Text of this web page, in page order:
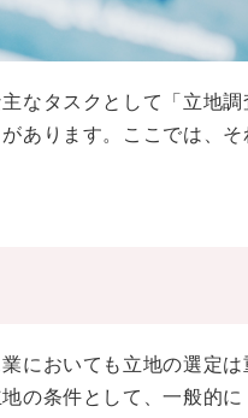
なタスクとして「立地
あります。ここでは、そ
においても立地の選定
の条件として、一般的